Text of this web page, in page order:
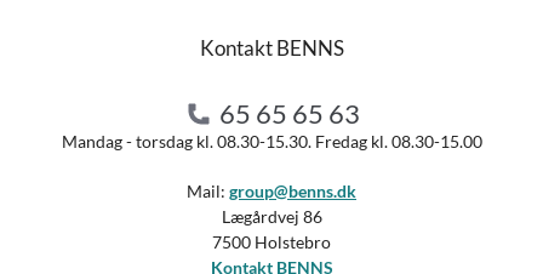
Kontakt BENNS
65 65 65 63
Mandag - torsdag kl. 08.30-15.30. Fredag kl. 08.30-15.00
Mail: group@benns.dk
Lægårdvej 86
7500 Holstebro
Kontakt BENNS